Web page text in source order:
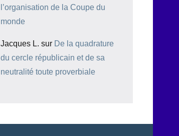
l’organisation de la Coupe du
monde
Jacques L. sur De la quadrature
du cercle républicain et de sa
neutralité toute proverbiale